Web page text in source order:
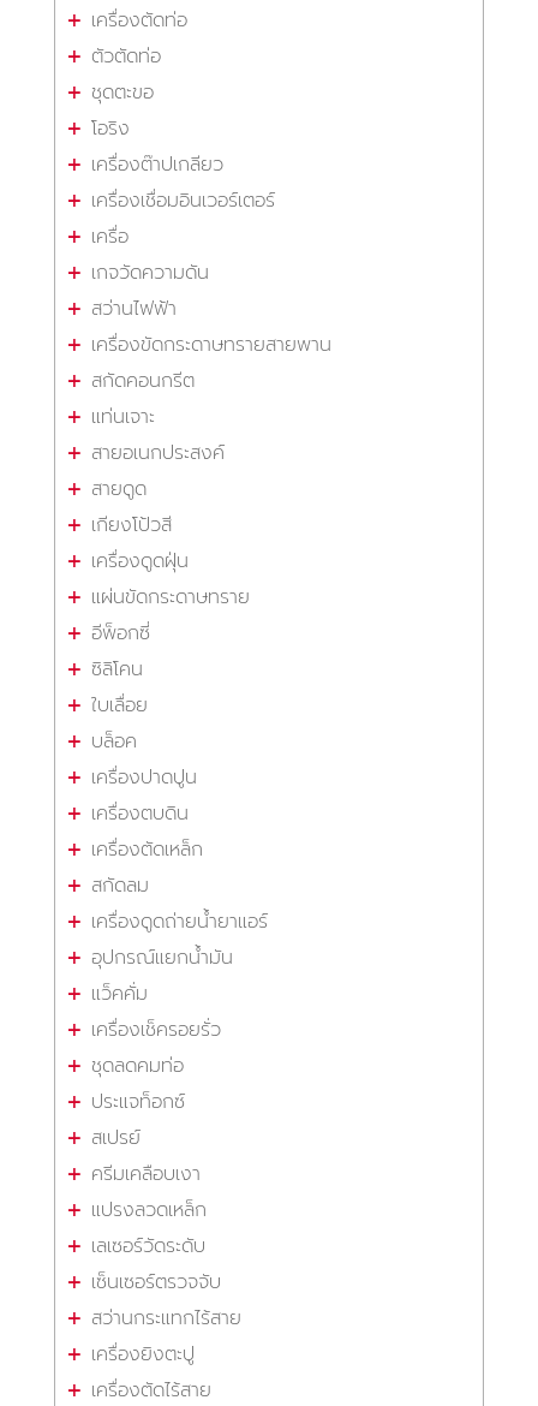
เครื่องตัดท่อ
ตัวตัดท่อ
ชุดตะขอ
โอริง
เครื่องต๊าปเกลียว
เครื่องเชื่อมอินเวอร์เตอร์
เครื่อ
เกจวัดความดัน
สว่านไฟฟ้า
เครื่องขัดกระดาษทรายสายพาน
สกัดคอนกรีต
แท่นเจาะ
สายอเนกประสงค์
สายดูด
เกียงโป้วสี
เครื่องดูดฝุ่น
แผ่นขัดกระดาษทราย
อีพ็อกซี่
ซิลิโคน
ใบเลื่อย
บล็อค
เครื่องปาดปูน
เครื่องตบดิน
เครื่องตัดเหล็ก
สกัดลม
เครื่องดูดถ่ายน้ำยาแอร์
อุปกรณ์แยกน้ำมัน
แว็คคั่ม
เครื่องเช็ครอยรั่ว
ชุดลดคมท่อ
ประแจท็อกซ์
สเปรย์
ครีมเคลือบเงา
แปรงลวดเหล็ก
เลเซอร์วัดระดับ
เซ็นเซอร์ตรวจจับ
สว่านกระแทกไร้สาย
เครื่องยิงตะปู
เครื่องตัดไร้สาย